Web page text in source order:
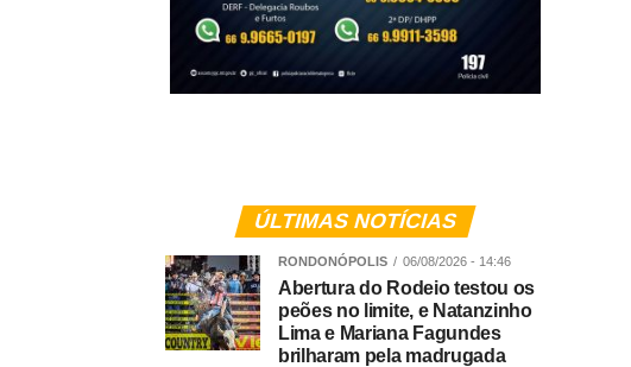
ÚLTIMAS NOTÍCIAS
RONDONÓPOLIS 06/08/2026 - 14:46
Abertura do Rodeio testou os
peões no limite, e Natanzinho
Lima e Mariana Fagundes
brilharam pela madrugada